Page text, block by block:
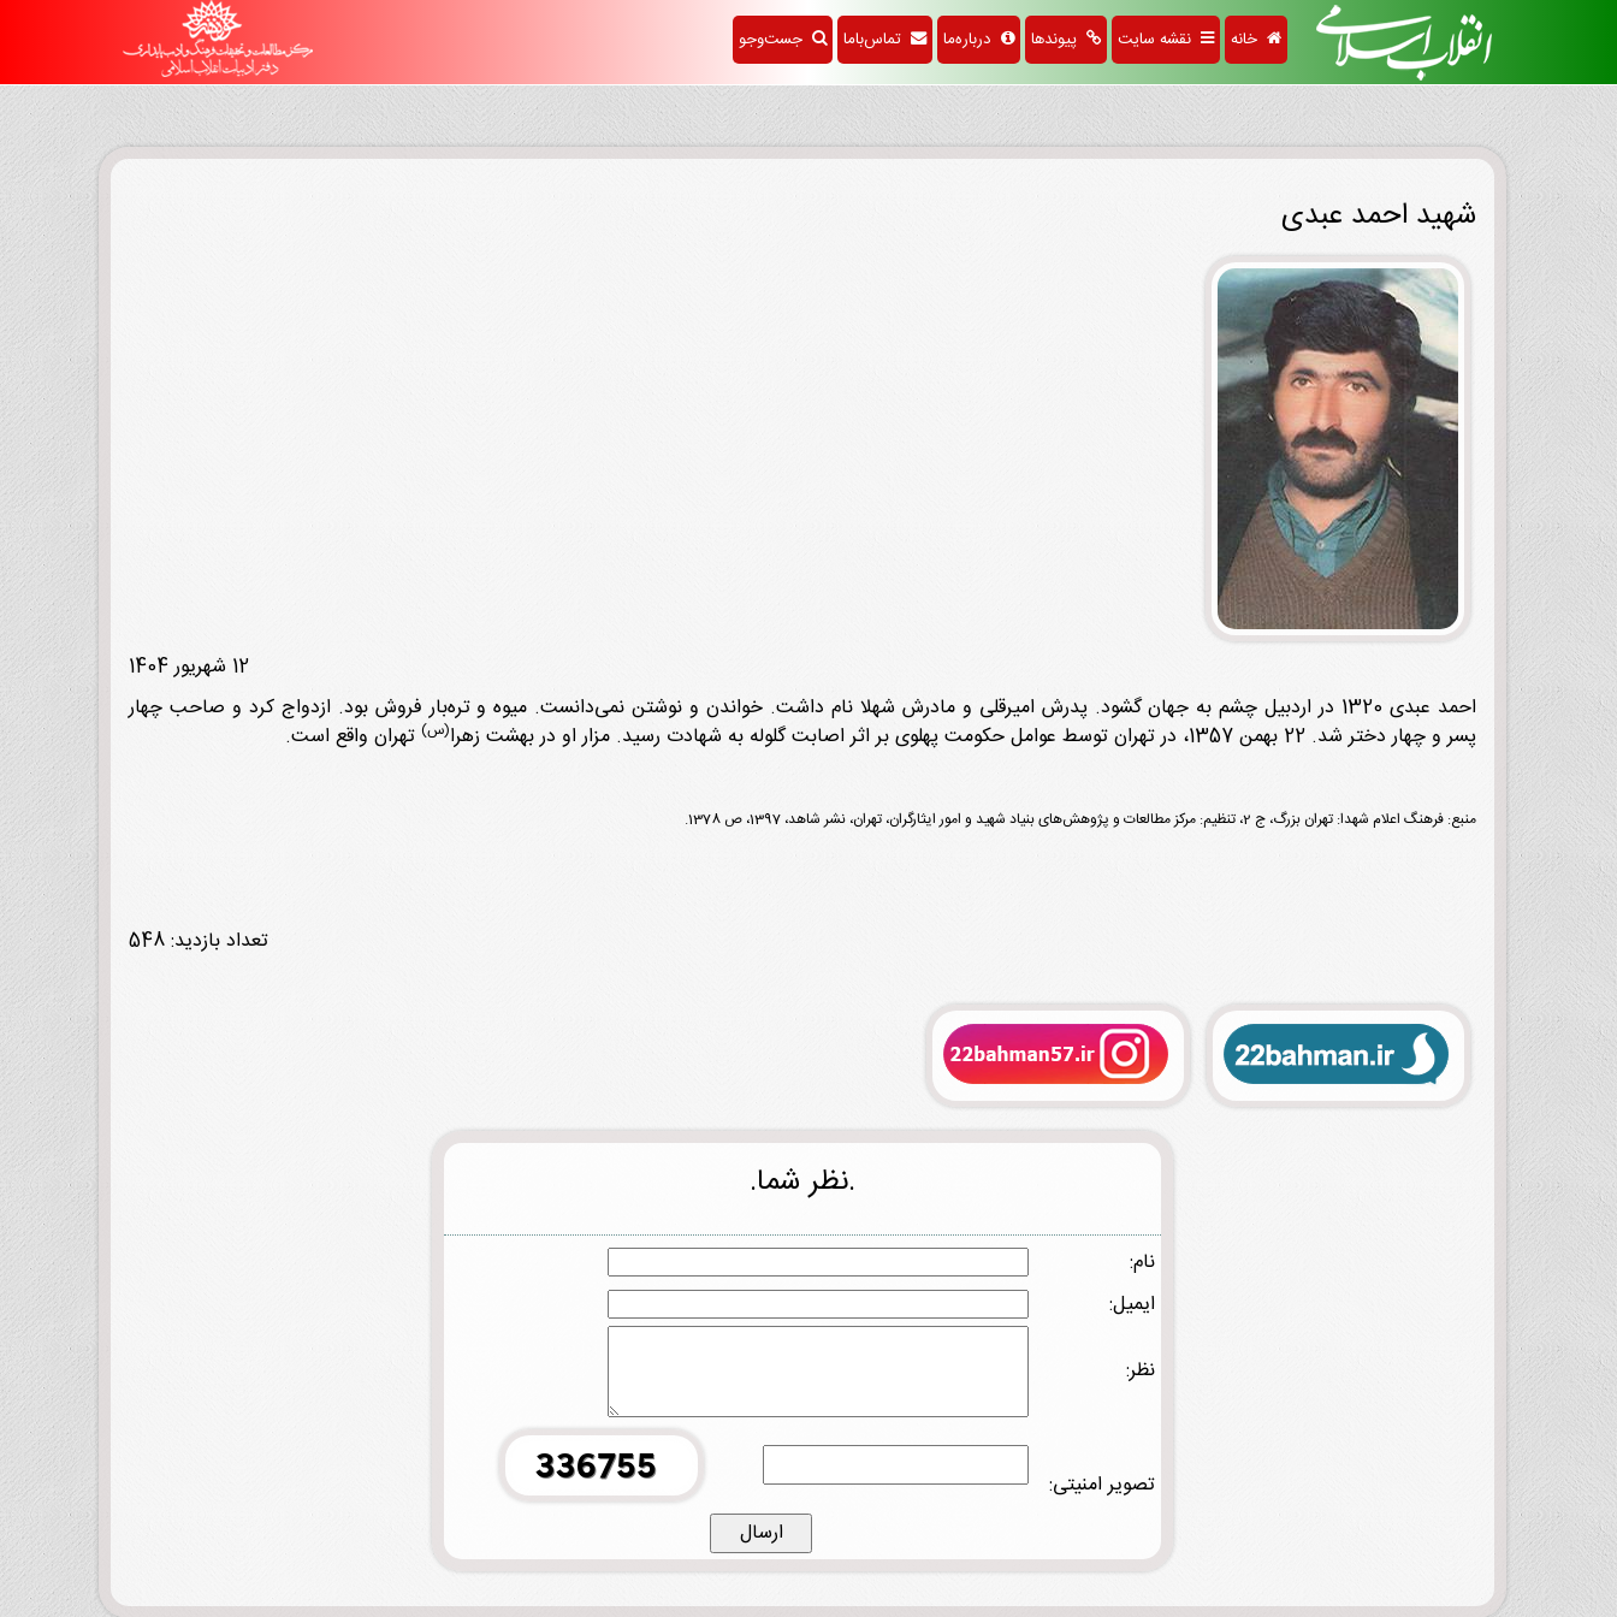
خانه نقشه سایت پیوندها درباره‌ما تماس‌باما جست‌وجو
شهید احمد عبدی
12 شهریور 1404
احمد عبدی 1320 در اردبیل چشم به جهان گشود. پدرش امیرقلی و مادرش شهلا نام داشت. خواندن و نوشتن نمی‌دانست. میوه و تره‌بار فروش بود. ازدواج کرد و صاحب چهار
پسر و چهار دختر شد. 22 بهمن 1357، در تهران توسط عوامل حکومت پهلوی بر اثر اصابت گلوله به شهادت رسید. مزار او در بهشت زهرا
(س) تهران واقع است.
منبع: فرهنگ اعلام شهدا: تهران بزرگ، ج 2، تنظیم: مرکز مطالعات و پژوهش‌های بنیاد شهید و امور ایثارگران، تهران، نشر شاهد، 1397، ص 1378.
تعداد بازدید: 548
.نظر شما.
نام:
ایمیل:
نظر:
تصویر امنیتی: